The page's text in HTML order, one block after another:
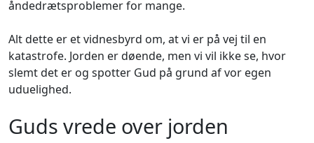
åndedrætsproblemer for mange.
Alt dette er et vidnesbyrd om, at vi er på vej til en
katastrofe. Jorden er døende, men vi vil ikke se, hvor
slemt det er og spotter Gud på grund af vor egen
uduelighed.
Guds vrede over jorden